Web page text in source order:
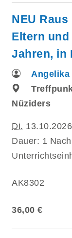
NEU
Eltern
Jahren, in
Angelika
Nüziders
Di.
Dauer: 1
AK8302
36,00 €